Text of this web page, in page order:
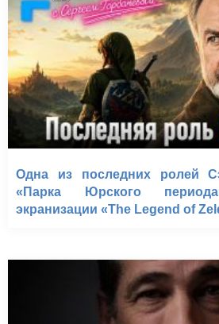
Одна из последних ролей
«Парка Юрского
экранизации «The Legend of